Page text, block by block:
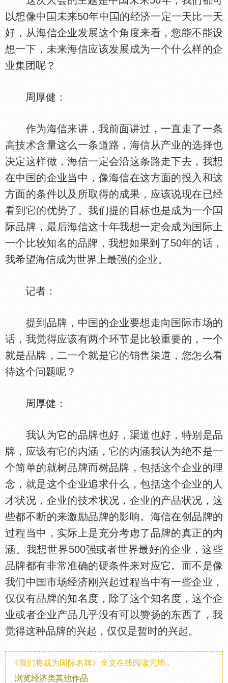
以想像中
未来50年中
的经济一定一天比一天
好，从海信企业发展这个角度来看，您能不能设
想一下，未来海信应该发展成为一个什么样的企
业集团呢？
周厚健：
作为海信来讲，我前面讲过，一直走了一条
高技术含量这么一条道路，海信从产业的选择也
决定这样做，海信一定会沿这条路走下去，我想
在中
的企业当中，像海信在这方面的投入和这
方面的条件以及所取得的成果，应该说现在已经
看到它的优势了。我们提的目标也是成为一个
际品牌，最后海信这十年我想一定会成为
际上
一个比较知名的品牌，我想如果到了50年的话，
我希望海信成为世界上最强的企业。
记者：
提到品牌，中 的企业要想走向
际市场的
话，我觉得应该有两个环节是比较重要的，一个
就是品牌，二一个就是它的销售渠道，您怎么看
待这个问题呢？
周厚健：
我认为它的品牌也好，渠道也好，特别是品
牌，应该有它的内涵，它的内涵我认为绝不是一
个简单的就树品牌而树品牌，包括这个企业的理
念，就是这个企业追求什么，包括这个企业的人
才状况，企业的技术状况，企业的产品状况，这
些都不断的来激励品牌的影响。海信在创品牌的
过程当中，实际上是充分考虑了品牌的真正的内
涵。我想世界500强或者世界最好的企业，这些
品牌都有非常准确的硬条件来对应它。而不是像
我们中
市场经济刚兴起过程当中有一些企业，
仅仅有品牌的知名度，除了这个知名度，这个企
业或者企业产品几乎没有可以赞扬的东西了，我
觉得这种品牌的兴起，仅仅是暂时的兴起。
《我们将成为国际名牌》全文在线阅读完毕..
浏览经济类其他作品